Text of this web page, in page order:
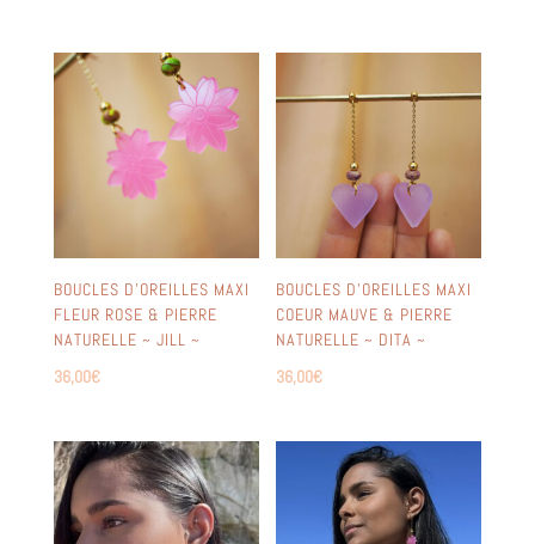
BOUCLES D’OREILLES MAXI
FLEUR ROSE & PIERRE
NATURELLE ~ JILL ~
36,00€
BOUCLES D’OREILLES MAXI
COEUR MAUVE & PIERRE
NATURELLE ~ DITA ~
36,00€